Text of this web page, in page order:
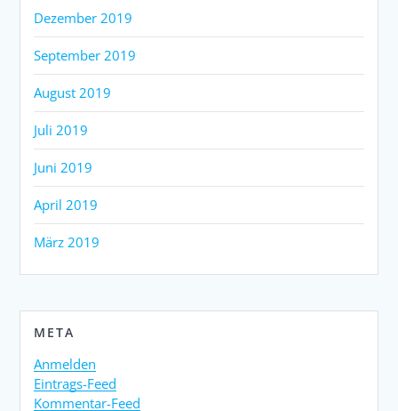
Dezember 2019
September 2019
August 2019
Juli 2019
Juni 2019
April 2019
März 2019
META
Anmelden
Eintrags-Feed
Kommentar-Feed